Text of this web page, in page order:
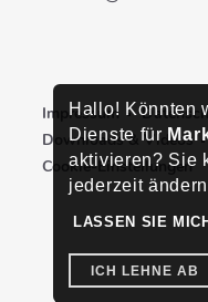
Impressum
Downloads & Videos
Cookie-Einstellungen
Hallo! Könnten
Dienste für
aktivieren? Sie
jederzeit
LASSEN SIE
ICH LEHNE AB